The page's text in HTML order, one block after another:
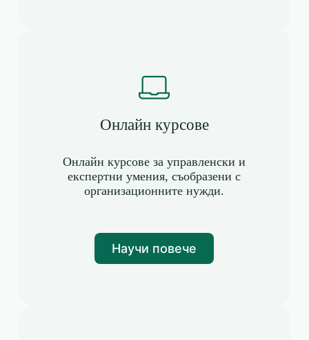
Онлайн курсове
Онлайн курсове за управленски и
експертни умения, съобразени с
организационните нужди.
Научи повече